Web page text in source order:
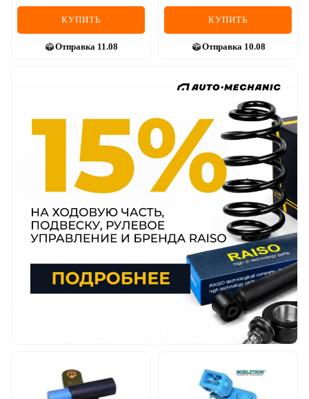
КУПИТЬ
Отправка 11.08
КУПИТЬ
Отправка 10.08